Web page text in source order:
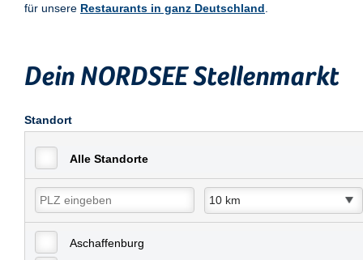
für unsere Restaurants in ganz Deutschland
Dein NORDSEE Stellenmarkt
Standort
Alle Standorte
Aschaffenburg